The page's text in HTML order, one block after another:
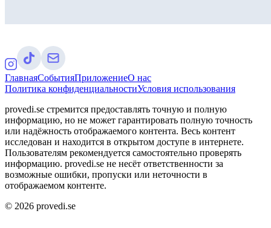
ГлавнаяСобытияПриложениеО нас
Политика конфиденциальностиУсловия использования
provedi.se стремится предоставлять точную и полную
информацию, но не может гарантировать полную точность
или надёжность отображаемого контента. Весь контент
исследован и находится в открытом доступе в интернете.
Пользователям рекомендуется самостоятельно проверять
информацию. provedi.se не несёт ответственности за
возможные ошибки, пропуски или неточности в
отображаемом контенте.
© 2026 provedi.se